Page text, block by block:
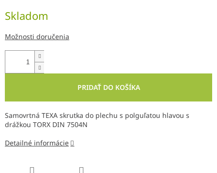
cena:
Skladom
Možnosti doručenia
PRIDAŤ DO KOŠÍKA
Samovrtná TEXA skrutka do plechu s polguľatou hlavou s
drážkou TORX DIN 7504N
Detailné informácie